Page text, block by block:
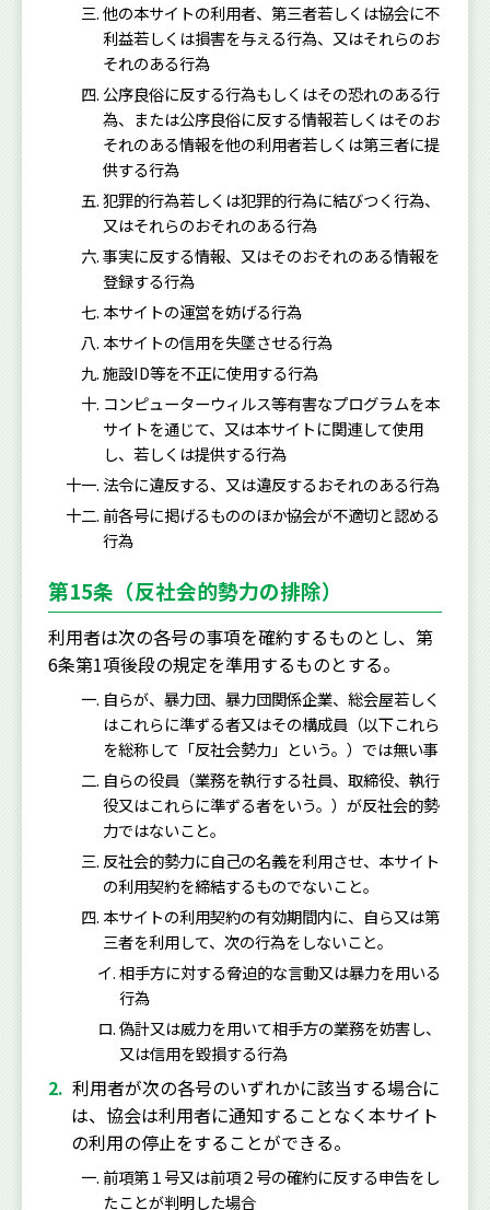
他の本サイトの利用者、第三者若しくは協会に不
利益若しくは損害を与える行為、又はそれらのお
それのある行為
公序良俗に反する行為もしくはその恐れのある行
為、または公序良俗に反する情報若しくはそのお
それのある情報を他の利用者若しくは第三者に提
供する行為
犯罪的行為若しくは犯罪的行為に結びつく行為、
又はそれらのおそれのある行為
事実に反する情報、又はそのおそれのある情報を
登録する行為
本サイトの運営を妨げる行為
本サイトの信用を失墜させる行為
施設ID等を不正に使用する行為
コンピューターウィルス等有害なプログラムを本
サイトを通じて、又は本サイトに関連して使用
し、若しくは提供する行為
法令に違反する、又は違反するおそれのある行為
前各号に掲げるもののほか協会が不適切と認める
行為
第15条（反社会的勢力の排除）
利用者は次の各号の事項を確約するものとし、第
6条第1項後段の規定を準用するものとする。
自らが、暴力団、暴力団関係企業、総会屋若しく
はこれらに準ずる者又はその構成員（以下これら
を総称して「反社会勢力」という。）では無い事
自らの役員（業務を執行する社員、取締役、執行
役又はこれらに準ずる者をいう。）が反社会的勢
力ではないこと。
反社会的勢力に自己の名義を利用させ、本サイト
の利用契約を締結するものでないこと。
本サイトの利用契約の有効期間内に、自ら又は第
三者を利用して、次の行為をしないこと。
相手方に対する脅迫的な言動又は暴力を用いる
行為
偽計又は威力を用いて相手方の業務を妨害し、
又は信用を毀損する行為
利用者が次の各号のいずれかに該当する場合に
は、協会は利用者に通知することなく本サイト
の利用の停止をすることができる。
前項第１号又は前項２号の確約に反する申告をし
たことが判明した場合